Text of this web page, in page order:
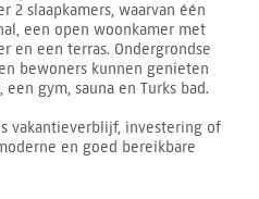
2 slaapkamers, waarvan één
een open woonkamer met
en een terras. Ondergrondse
bewoners kunnen genieten
gym, sauna en Turks bad.
vakantieverblijf, investering of
en goed bereikbare